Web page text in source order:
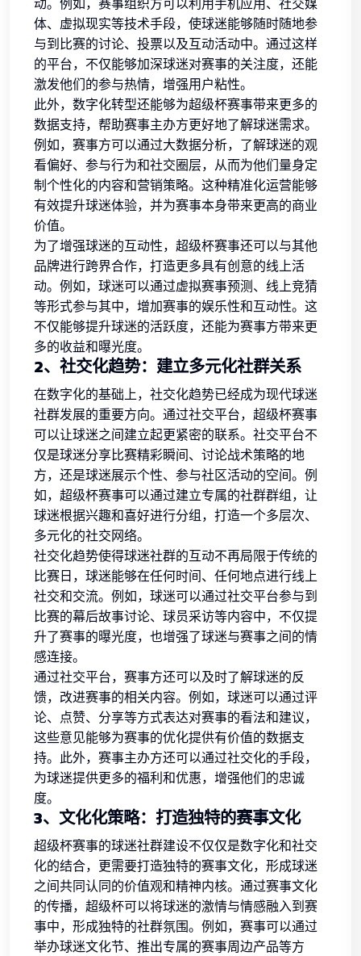
动。例如，赛事组织方可以利用手机应用、社交媒
体、虚拟现实等技术手段，使球迷能够随时随地参
与到比赛的讨论、投票以及互动活动中。通过这样
的平台，不仅能够加深球迷对赛事的关注度，还能
激发他们的参与热情，增强用户粘性。
此外，数字化转型还能够为超级杯赛事带来更多的
数据支持，帮助赛事主办方更好地了解球迷需求。
例如，赛事方可以通过大数据分析，了解球迷的观
看偏好、参与行为和社交圈层，从而为他们量身定
制个性化的内容和营销策略。这种精准化运营能够
有效提升球迷体验，并为赛事本身带来更高的商业
价值。
为了增强球迷的互动性，超级杯赛事还可以与其他
品牌进行跨界合作，打造更多具有创意的线上活
动。例如，球迷可以通过虚拟赛事预测、线上竞猜
等形式参与其中，增加赛事的娱乐性和互动性。这
不仅能够提升球迷的活跃度，还能为赛事方带来更
多的收益和曝光度。
2、社交化趋势：建立多元化社群关系
在数字化的基础上，社交化趋势已经成为现代球迷
社群发展的重要方向。通过社交平台，超级杯赛事
可以让球迷之间建立起更紧密的联系。社交平台不
仅是球迷分享比赛精彩瞬间、讨论战术策略的地
方，还是球迷展示个性、参与社区活动的空间。例
如，超级杯赛事可以通过建立专属的社群群组，让
球迷根据兴趣和喜好进行分组，打造一个多层次、
多元化的社交网络。
社交化趋势使得球迷社群的互动不再局限于传统的
比赛日，球迷能够在任何时间、任何地点进行线上
社交和交流。例如，球迷可以通过社交平台参与到
比赛的幕后故事讨论、球员采访等内容中，不仅提
升了赛事的曝光度，也增强了球迷与赛事之间的情
感连接。
通过社交平台，赛事方还可以及时了解球迷的反
馈，改进赛事的相关内容。例如，球迷可以通过评
论、点赞、分享等方式表达对赛事的看法和建议，
这些意见能够为赛事的优化提供有价值的数据支
持。此外，赛事主办方还可以通过社交化的手段，
为球迷提供更多的福利和优惠，增强他们的忠诚
度。
3、文化化策略：打造独特的赛事文化
超级杯赛事的球迷社群建设不仅仅是数字化和社交
化的结合，更需要打造独特的赛事文化，形成球迷
之间共同认同的价值观和精神内核。通过赛事文化
的传播，超级杯可以将球迷的激情与情感融入到赛
事中，形成独特的社群氛围。例如，赛事可以通过
举办球迷文化节、推出专属的赛事周边产品等方